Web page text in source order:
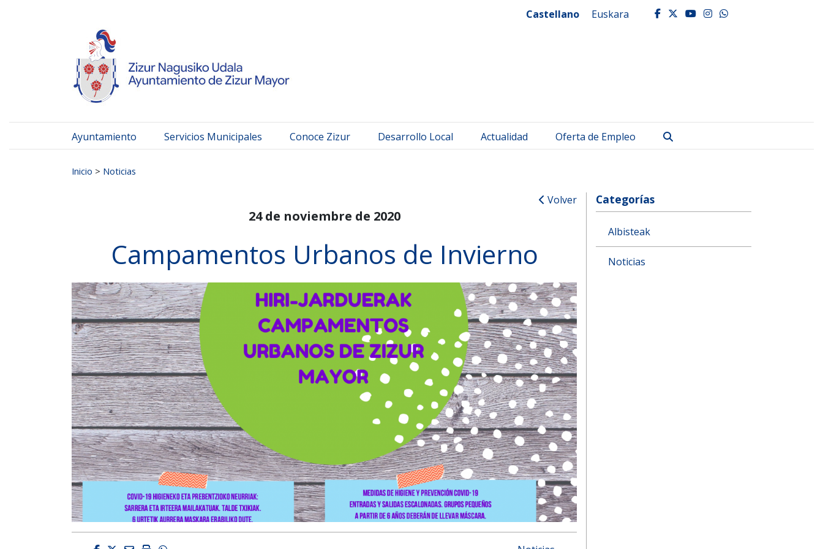
Castellano Euskara facebook
twitter
youtube
instagram
whatsapp
Ayuntamiento Servicios Municipales Conoce Zizur Desarrollo Local Actualidad Oferta de Empleo
Inicio > Noticias
Volver
24 de noviembre de 2020
Campamentos Urbanos de Invierno
Categorías
Albisteak
Noticias